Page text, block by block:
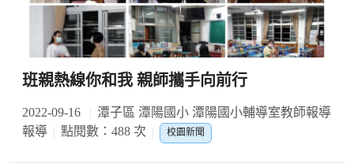
班親熱線你和我 親師攜手向前行
2022-09-16
潭子區 潭陽國小 潭陽國小輔導室教師報導
報導
點閱數：488 次 校園新聞